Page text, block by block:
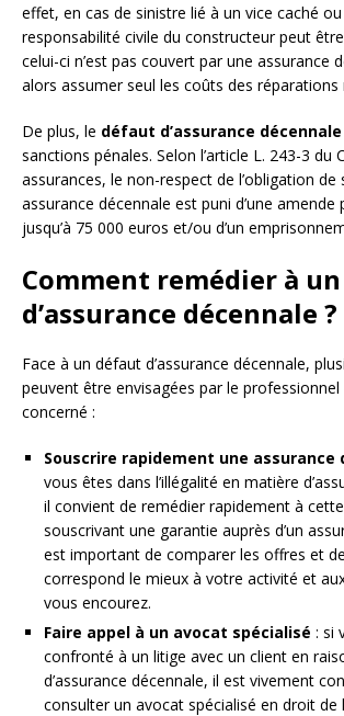
effet, en cas de sinistre lié à un vice caché
responsabilité civile du constructeur peut
celui-ci n’est pas couvert par une assurance
alors assumer seul les coûts des réparations
De plus, le défaut d’assurance décennale
sanctions pénales. Selon l’article L. 243-3 du
assurances, le non-respect de l’obligation de
assurance décennale est puni d’une amende
jusqu’à 75 000 euros et/ou d’un
Comment remédier à
d’assurance décennale ?
Face à un défaut d’assurance décennale,
peuvent être envisagées par le
concerné :
Souscrire rapidement une assurance
vous êtes dans l’illégalité en matière
il convient de remédier rapidement à
souscrivant une garantie auprès d’un
est important de comparer les offres et
correspond le mieux à votre activité et
vous encourez.
Faire appel à un avocat spécialisé : si
confronté à un litige avec un client en
d’assurance décennale, il est vivement
consulter un avocat spécialisé en droit de